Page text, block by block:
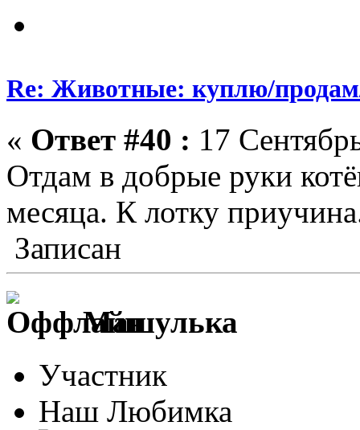
Re: Животные: куплю/
« Ответ #40 : 17
Отдам в добрые руки
месяца. К лотку
Записан
Машулька
Участник
Наш Любимка